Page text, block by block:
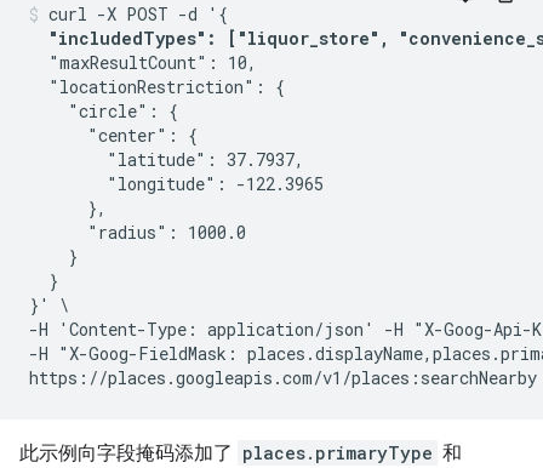
curl -X POST -d '{
"includedTypes": ["liquor_store",
  "maxResultCount": 10,
  "locationRestriction": {
    "circle": {
      "center": {
        "latitude": 37.7937,
        "longitude": -122.3965
      },
      "radius": 1000.0
    }
  }
}' \
-H 'Content-Type: application/json' -H "X-Goog-Api-
-H "X-Goog-FieldMask:
此示例向字段掩码添加了 places.primaryType 和